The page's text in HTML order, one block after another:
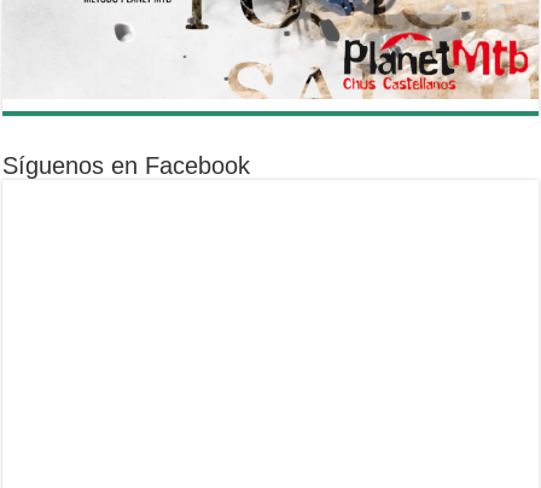
Síguenos en Facebook